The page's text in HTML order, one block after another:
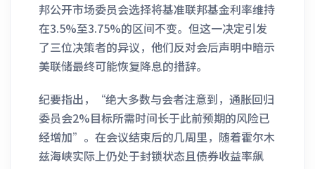
邦公开市场委员会选择将基准联邦基金利率维持
在3.5%至3.75%的区间不变。但这一决定引发
了三位决策者的异议，他们反对会后声明中暗示
美联储最终可能恢复降息的措辞。
纪要指出，“绝大多数与会者注意到，通胀回归
委员会2%目标所需时间长于此前预期的风险已
经增加”。在会议结束后的几周里，随着霍尔木
兹海峡实际上仍处于封锁状态且债券收益率飙